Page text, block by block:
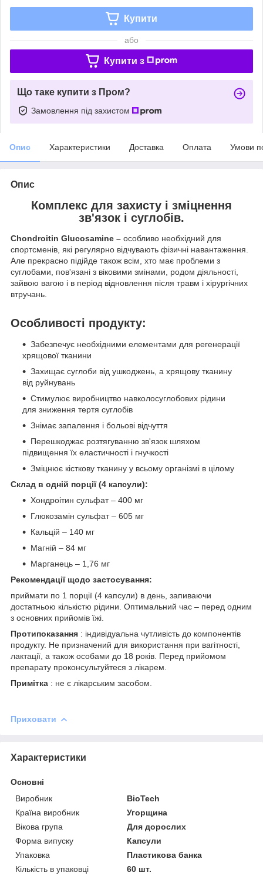
Купити
або
Купити з
Що таке купити з Пром?
Замовлення під захистом
Опис Характеристики Доставка Оплата Умови
Опис
Комплекс для захисту і зміцнення
зв'язок і суглобів.
Chondroitin Glucosamine – особливо необхідний для
спортсменів, які регулярно відчувають фізичні навантаження.
Але прекрасно підійде також всім, хто має проблеми з
суглобами, пов'язані з віковими змінами, родом діяльності,
зайвою вагою і в період відновлення після травм і хірургічних
втручань.
Особливості продукту:
Забезпечує необхідними елементами для регенерації
хрящової тканини
Захищає суглоби від ушкоджень, а хрящову тканину
від руйнувань
Стимулює виробництво навколосуглобових рідини
для зниження тертя суглобів
Знімає запалення і больові відчуття
Перешкоджає розтягуванню зв'язок шляхом
підвищення їх еластичності і гнучкості
Зміцнює кісткову тканину у всьому організмі в цілому
Склад в одній порції (4 капсули):
Хондроітин сульфат – 400 мг
Глюкозамін сульфат – 605 мг
Кальцій – 140 мг
Магній – 84 мг
Марганець – 1,76 мг
Рекомендації щодо застосування:
приймати по 1 порції (4 капсули) в день, запиваючи
достатньою кількістю рідини. Оптимальний час – перед одним
з основних прийомів їжі.
Протипоказання : індивідуальна чутливість до компонентів
продукту. Не призначений для використання при вагітності,
лактації, а також особами до 18 років. Перед прийомом
препарату проконсультуйтеся з лікарем.
Примітка : не є лікарським засобом.
Приховати
Характеристики
Основні
Виробник
BioTech
Країна виробник
Угорщина
Вікова група
Для дорослих
Форма випуску
Капсули
Упаковка
Пластикова банка
Кількість в упаковці
60 шт.